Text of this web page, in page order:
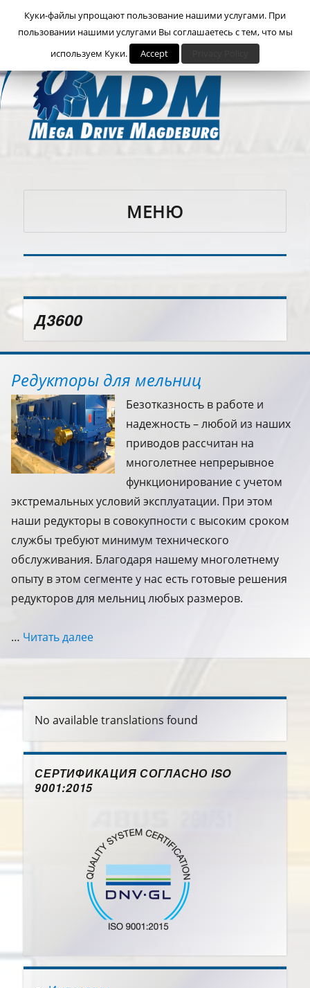
Megadrive Magdeburg
МЕНЮ
Д3600
Редукторы для мельниц
Безотказность в работе и
надежность – любой из наших
приводов рассчитан на
многолетнее непрерывное
функционирование с учетом
экстремальных условий эксплуатации. При этом
наши редукторы в совокупности с высоким сроком
службы требуют минимум технического
обслуживания. Благодаря нашему многолетнему
опыту в этом сегменте у нас есть готовые решения
редукторов для мельниц любых размеров.
… Читать далее
No available translations found
СЕРТИФИКАЦИЯ СОГЛАСНО ISO
9001:2015
Куки-файлы упрощают пользование нашими услугами. При
пользовании нашими услугами Вы соглашаетесь с тем, что мы
используем Куки.
Accept